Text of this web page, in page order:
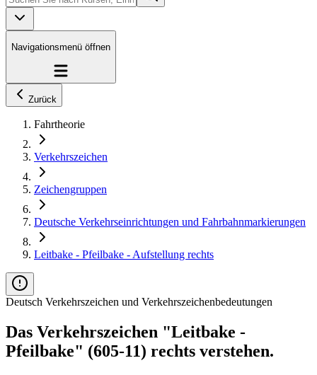
Navigationsmenü öffnen
Zurück
Fahrtheorie
Verkehrszeichen
Zeichengruppen
Deutsche Verkehrseinrichtungen und Fahrbahnmarkierungen
Leitbake - Pfeilbake - Aufstellung rechts
Deutsch Verkehrszeichen und Verkehrszeichenbedeutungen
Das Verkehrszeichen "Leitbake -
Pfeilbake" (605-11) rechts verstehen.